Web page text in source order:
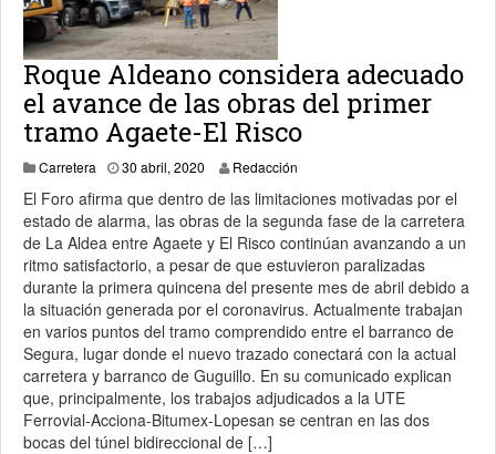
Roque Aldeano considera adecuado
el avance de las obras del primer
tramo Agaete-El Risco
Carretera 30 abril, 2020 30 abril, 2020
Redacción
El Foro afirma que dentro de las limitaciones motivadas por el
estado de alarma, las obras de la segunda fase de la carretera
de La Aldea entre Agaete y El Risco continúan avanzando a un
ritmo satisfactorio, a pesar de que estuvieron paralizadas
durante la primera quincena del presente mes de abril debido a
la situación generada por el coronavirus. Actualmente trabajan
en varios puntos del tramo comprendido entre el barranco de
Segura, lugar donde el nuevo trazado conectará con la actual
carretera y barranco de Guguillo. En su comunicado explican
que, principalmente, los trabajos adjudicados a la UTE
Ferrovial-Acciona-Bitumex-Lopesan se centran en las dos
bocas del túnel bidireccional de […]